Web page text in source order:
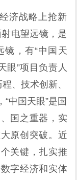
济战略上抢新
电望远镜，是
镜，有“中国天
眼”项目负责人
、技术创新、
中国天眼”是国
国之重器，实
原创突破。近
关键，扎实推
字经济和实体